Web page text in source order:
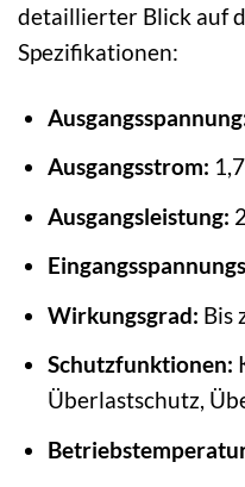
detaillierter Blick auf
Spezifikationen:
Ausgangsstrom:
Ausgangsleistung:
Wirkungsgrad: Bis
Schutzfunktionen:
Überlastschutz,